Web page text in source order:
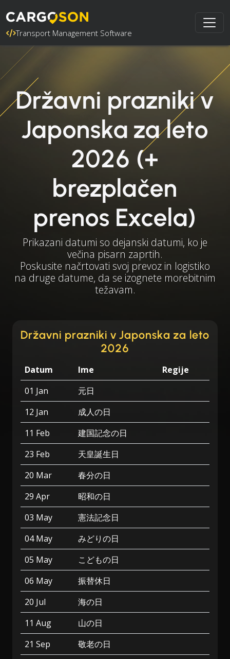
Transport Management Software
Državni prazniki v
Japonska za leto
2026 (+
brezplačen
prenos Excela)
Prikazani datumi so dejanski datumi, ko je
večina pisarn zaprtih.
Poskusite načrtovati svoj prevoz in logistiko
na druge datume, da se izognete morebitnim
težavam.
Državni prazniki v Japonska za leto
2026
Datum Ime
Regije
01 Jan
元日
12 Jan
成人の日
11 Feb
建国記念の日
23 Feb
天皇誕生日
20 Mar
春分の日
29 Apr
昭和の日
03 May
憲法記念日
04 May
みどりの日
05 May
こどもの日
06 May
振替休日
20 Jul
海の日
11 Aug
山の日
21 Sep
敬老の日